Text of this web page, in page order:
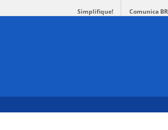
Simplifique! Comunica BR